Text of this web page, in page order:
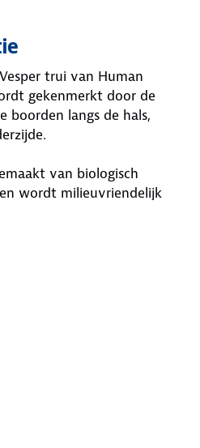
trui van Human
gekenmerkt door de
boorden langs de hals,
van biologisch
wordt milieuvriendelijk
in je kast te hebben
lichtbruin, navy of petrol?
toe? Lever het in bij
een nieuwe bestemming